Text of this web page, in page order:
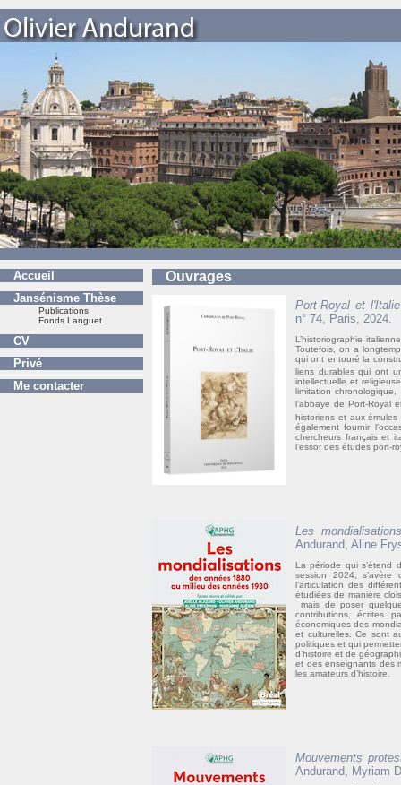
Accueil
Jansénisme Thèse
Publications
Fonds Languet
CV
Privé
Me contacter
Ouvrages
Port-Royal et l'Italie
n° 74, Paris, 2024.
L’historiographie
Toutefois, on a
qui ont entouré la
liens durables qui ont
intellectuelle et
limitation
l’abbaye de Port-Royal
historiens et aux
également fournir
chercheurs français et
l’essor des études port-
Les
Andurand, Aline
La période qui s’étend
session 2024, s’avère
l’articulation des
étudiées de manière
mais de poser
contributions, écrites
économiques des
et culturelles. Ce sont
politiques et qui
d’histoire et de
et des enseignants des
les amateurs d’histoire.
Mouvements
Andurand, Myriam